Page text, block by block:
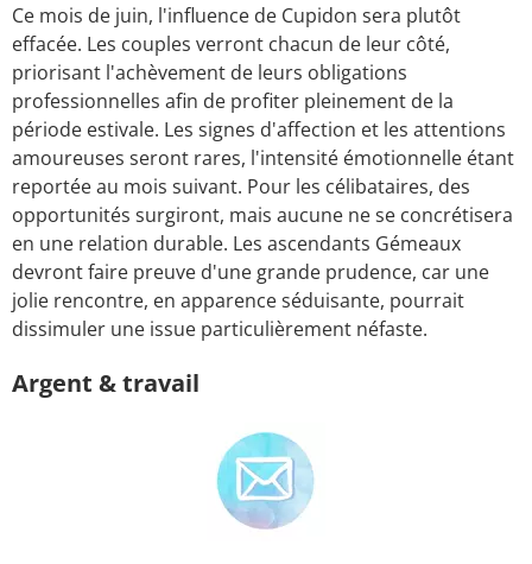
Ce mois de juin, l'influence de Cupidon sera plutôt
effacée. Les couples verront chacun de leur côté,
priorisant l'achèvement de leurs obligations
professionnelles afin de profiter pleinement de la
période estivale. Les signes d'affection et les attentions
amoureuses seront rares, l'intensité émotionnelle étant
reportée au mois suivant. Pour les célibataires, des
opportunités surgiront, mais aucune ne se concrétisera
en une relation durable. Les ascendants Gémeaux
devront faire preuve d'une grande prudence, car une
jolie rencontre, en apparence séduisante, pourrait
dissimuler une issue particulièrement néfaste.
Argent & travail